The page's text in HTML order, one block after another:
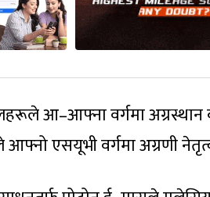
आ–आफ्ना वर्गमा
आफ्नो एसयूभी वर्गमा अग्रणी